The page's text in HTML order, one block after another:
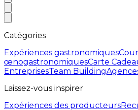
Catégories
Expériences gastronomiques
œnogastronomiquesCarte
EntreprisesTeam Building
Laissez-vous inspirer
Expériences des producteurs